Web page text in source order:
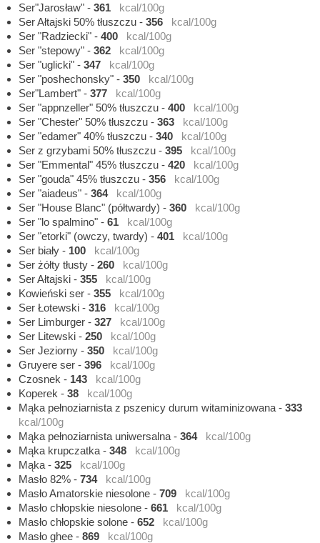
Ser"Jarosław" -361
kcal/100g
Ser Ałtajski 50% tłuszczu -356
kcal/100g
Ser "Radziecki" -400
kcal/100g
Ser "stepowy" -362
kcal/100g
Ser "uglicki" -347
kcal/100g
Ser "poshechonsky" -350
kcal/100g
Ser"Lambert" -377
kcal/100g
Ser "appnzeller" 50% tłuszczu -400
kcal/100g
Ser "Chester" 50% tłuszczu -363
kcal/100g
Ser "edamer" 40% tłuszczu -340
kcal/100g
Ser z grzybami 50% tłuszczu -395
kcal/100g
Ser "Emmental" 45% tłuszczu -420
kcal/100g
Ser "gouda" 45% tłuszczu -356
kcal/100g
Ser "aiadeus" -364
kcal/100g
Ser "House Blanc" (półtwardy) -360
kcal/100g
Ser "lo spalmino" -61
kcal/100g
Ser "etorki" (owczy, twardy) -401
kcal/100g
Ser biały - 100
kcal/100g
Ser żółty tłusty -260
kcal/100g
Ser Ałtajski -355
kcal/100g
Kowieński ser -355
kcal/100g
Ser Łotewski -316
kcal/100g
Ser Limburger -327
kcal/100g
Ser Litewski -250
kcal/100g
Ser Jeziorny -350
kcal/100g
Gruyere ser -396
kcal/100g
Czosnek - 143
kcal/100g
Koperek -38
kcal/100g
Mąka pełnoziarnista z pszenicy durum witaminizowana -333
kcal/100g
Mąka pełnoziarnista uniwersalna -364
kcal/100g
Mąka krupczatka -348
kcal/100g
Mąka -325
kcal/100g
Masło 82% -734
kcal/100g
Masło Amatorskie niesolone -709
kcal/100g
Masło chłopskie niesolone -661
kcal/100g
Masło chłopskie solone -652
kcal/100g
Masło ghee -869
kcal/100g